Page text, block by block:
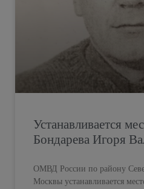
Устанавливается
Бондарева Игоря
ОМВД России по району
Москвы устанавливается